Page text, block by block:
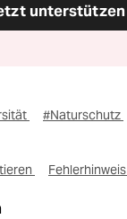
unterstützen
#Naturschutz
Fehlerhinweis